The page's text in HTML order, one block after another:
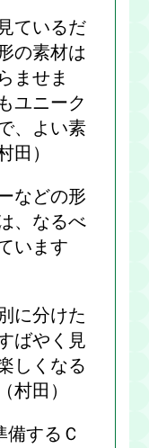
ているだ
の素材は
ませま
ユニーク
、よい素
田）
などの形
、なるべ
います
に分けた
ばやく見
しくなる
村田）
備するＣ